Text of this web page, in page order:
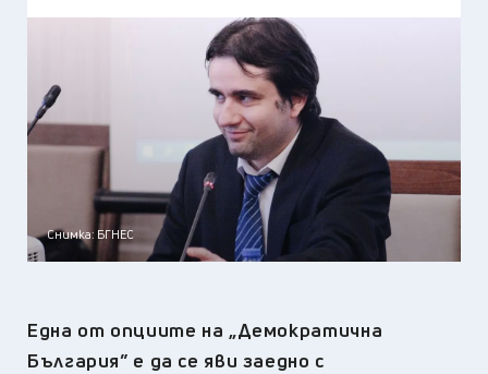
Снимка: БГНЕС
Една от опциите на „Демократична
България” е да се яви заедно с